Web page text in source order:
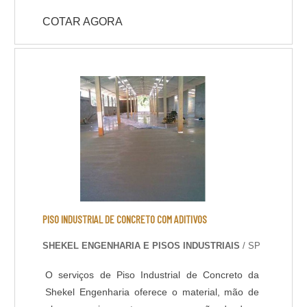
Pisos industrias com alta capacidade de carga.
qualidade na espessura e cores definidas em
projeto ou conforme usabilidade do piso. -
rápida a partir de 8 horas; - Isento de solventes;
- Alta durabilidade e resistência UV. - Alta
resistência mecânica e a choque térmico; -
Resistência à abrasão; - Baixo odor e baixo
COTAR AGORA
PISO INDUSTRIAL DE CONCRETO COM ADITIVOS
SHEKEL ENGENHARIA E PISOS INDUSTRIAIS / SP
O serviços de Piso Industrial de Concreto da
Shekel Engenharia oferece o material, mão de